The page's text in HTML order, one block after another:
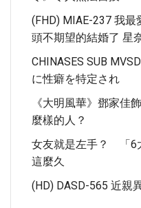
(FHD) MIAE-237 我
頭不期望的結婚了 星
CHINASES SUB
に性癖を特定され
《大明風華》鄧家佳
麼樣的人？
女友就是左手？ 「6
這麼久
(HD) DASD-565 近親